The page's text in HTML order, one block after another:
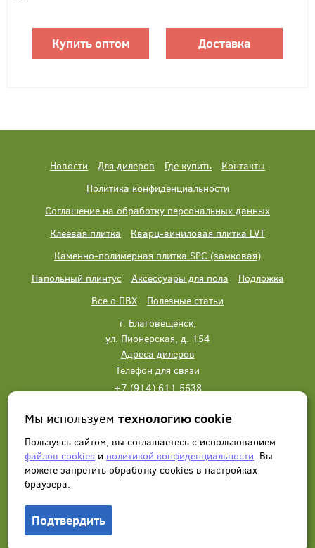
Купить оптом Доставка
Новости Для дилеров Где купить
Контакты
Политика конфиденциальности
Соглашение на обработку персональных данных
Клеевая плитка
Кварц-виниловая плитка LVT
Каменно-полимерная плитка SPC (замковая)
Напольный плинтус
Аксессуары для пола
Подложка
Все о ПВХ
Полезные статьи
г. Благовещенск,
ул. Пионерская, д. 154
Адреса дилеров
Телефон для связи
+7 (914) 611 5638
Написать нам Заказать звонок
Мы используемтехнологию cookie
Пользуясь сайтом, вы соглашаетесь с использованием
файлов cookies и политикой конфиденциальности. Вы
можете запретить обработку сookies в настройках
браузера.
Подтвердить